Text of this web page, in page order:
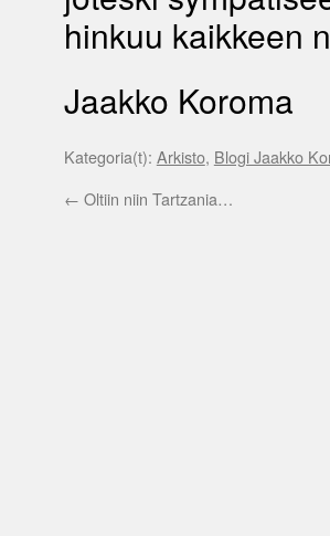
hinkuu kaikkeen
Jaakko Koroma
Kategoria(t): Arkisto, Blogi Jaakko
← Oltiin niin Tartzania…